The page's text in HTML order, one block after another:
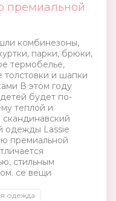
премиальной
комбинезоны,
парки, брюки,
термобелье,
толстовки и шапки
В этом году
будет по-
теплой и
скандинавский
одежды Lassie
премиальной
стильным
се вещи
одежда